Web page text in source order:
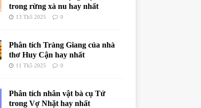
trong rừng xà nu hay nhất
13 Th5 2025 0
Phân tích Tràng Giang của nhà
thơ Huy Cận hay nhất
11 Th5 2025 0
Phân tích nhân vật bà cụ Tứ
trong Vợ Nhặt hay nhất